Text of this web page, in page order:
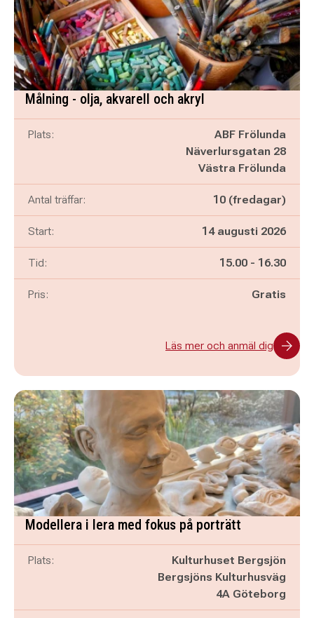
Målning - olja, akvarell och akryl
Plats:
ABF Frölunda
Näverlursgatan 28
Västra Frölunda
Antal träffar: 10 (fredagar)
Start: 14 augusti 2026
Tid: Pågår mellan
15.00 - och
16.30
Pris: Gratis
Läs mer och anmäl dig
Modellera i lera med fokus på porträtt
Plats:
Kulturhuset Bergsjön
Bergsjöns Kulturhusväg
4A Göteborg